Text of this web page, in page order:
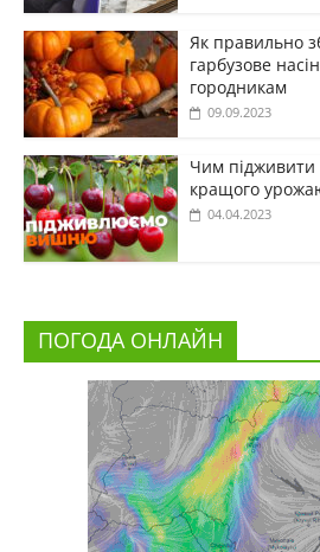
Як правильно
гарбузове
городникам
09.09.2023
Чим
кращого
04.04.2023
ПОГОДА ОНЛАЙН